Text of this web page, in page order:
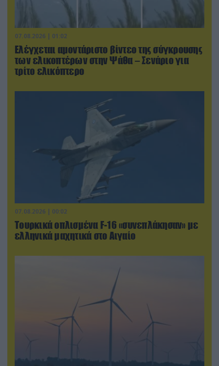
07.08.2026 | 01:02
Ελέγχεται αμοντάριστο βίντεο της σύγκρουσης
των ελικοπτέρων στην Ψάθα – Σενάριο για
τρίτο ελικόπτερο
07.08.2026 | 00:02
Τουρκικά οπλισμένα F-16 «συνεπλάκησαν» με
ελληνικά μαχητικά στο Αιγαίο